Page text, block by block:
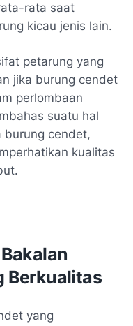
rata saat
kicau jenis lain.
petarung yang
jika burung cendet
perlombaan
suatu hal
burung cendet,
kualitas
Berkualitas
yang